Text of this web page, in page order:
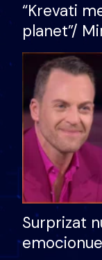
“Krevati
planet”/
bukura në
mungojë
Surprizat